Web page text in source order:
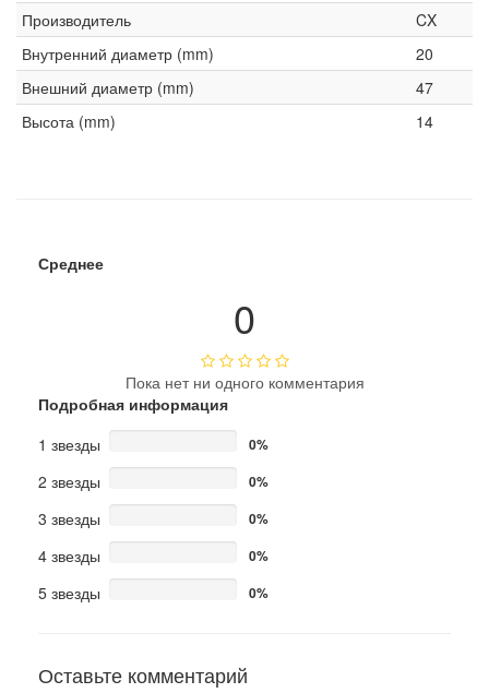
Производитель
CX
Внутренний диаметр (mm)
20
Внешний диаметр (mm)
47
Высота (mm)
14
Среднее
0
Пока нет ни одного комментария
Подробная информация
1 звезды
0%
2 звезды 0%
3 звезды 0%
4 звезды 0%
5 звезды 0%
Оставьте комментарий